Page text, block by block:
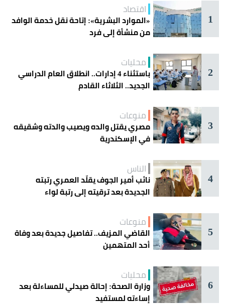
1
اقتصاد
«الموارد البشرية»: إتاحة نقل خدمة الوافد
من منشأة إلى فرد
2
محليات
باستثناء 4 إدارات.. انطلاق العام الدراسي
الجديد.. الثلاثاء القادم
3
منوعات
مصري يقتل والده ويصيب والدته وشقيقه
في الإسكندرية
4
الناس
نائب أمير الجوف يقلّد العمري رتبته
الجديدة بعد ترقيته إلى رتبة لواء
5
منوعات
القاضي المزيف.. تفاصيل جديدة بعد وفاة
أحد المتهمين
6
محليات
وزارة الصحة: إحالة صيدلي للمساءلة بعد
إساءته لمستفيد